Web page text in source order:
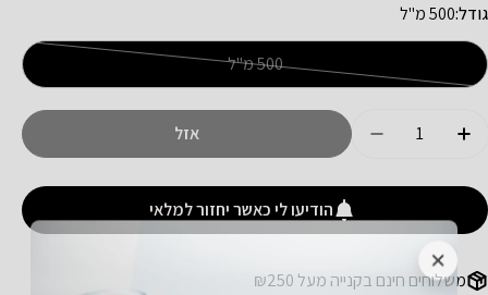
גודל:500 מ"ל
500 מ"ל
גרסה
לא
זמינה
כמות
הקטן כמות עבור ספריי לניקוי קרבורטור
הגדל כמות עבור ספריי לניקוי קרבורטור
אזל
הודיעו לי כאשר יחזור למלאי
משלוחים חינם בקנייה מעל ₪250